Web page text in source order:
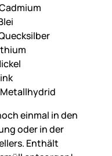
einmal in den
oder in der
Enthält